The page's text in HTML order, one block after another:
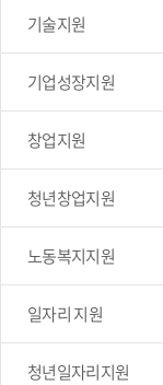
기술지원
기업성장지원
창업지원
청년창업지원
노동복지지원
일자리 지원
청년일자리지원